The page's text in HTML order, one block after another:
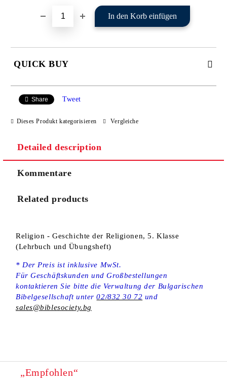
QUICK BUY
I agree to Privacy Policy
We will contact you to finalize the order
Share Tweet
Dieses Produkt kategorisieren Vergleiche
Detailed description
Kommentare
Related products
Religion - Geschichte der Religionen, 5. Klasse
(Lehrbuch und Übungsheft)
* Der Preis ist inklusive MwSt.
Für Geschäftskunden und Großbestellungen
kontaktieren Sie bitte die Verwaltung der Bulgarischen
Bibelgesellschaft unter02/832 30 72 und
sales@biblesociety.bg
„Empfohlen“